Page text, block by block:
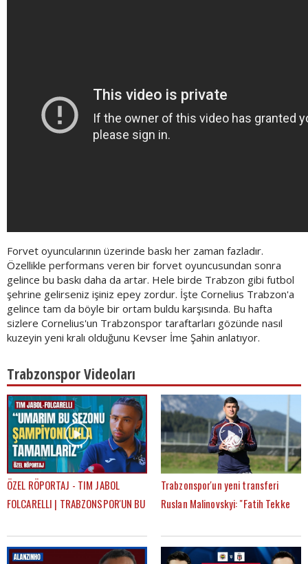
Forvet oyuncularının üzerinde baskı her zaman fazladır.
Özellikle performans veren bir forvet oyuncusundan sonra
gelince bu baskı daha da artar. Hele birde Trabzon gibi futbol
şehrine gelirseniz işiniz epey zordur. İşte Cornelius Trabzon'a
gelince tam da böyle bir ortam buldu karşısında. Bu hafta
sizlere Cornelius'un Trabzonspor taraftarları gözünde nasıl
kuzeyin yeni kralı olduğunu Kevser İme Şahin anlatıyor.
Trabzonspor Videoları
ÖZEL RÖPORTAJ - TIM JABOL
FOLCARELLI | TRABZONSPOR'UN BU
SAÇ TARZI
Trabzonspor'un yeni transferi
Ruslan Malinovskyi: "Fatih Tekke